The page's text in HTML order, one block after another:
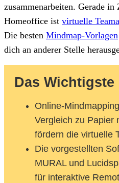
zusammenarbeiten. Gerade
Homeoffice ist virtuelle
Die besten Mindmap-Vorlagen
dich an anderer Stelle
Das Wichtigste
Online-
Vergleich zu Papier
fördern die virtuelle
Die vorgestellten
MURAL und
für interaktive